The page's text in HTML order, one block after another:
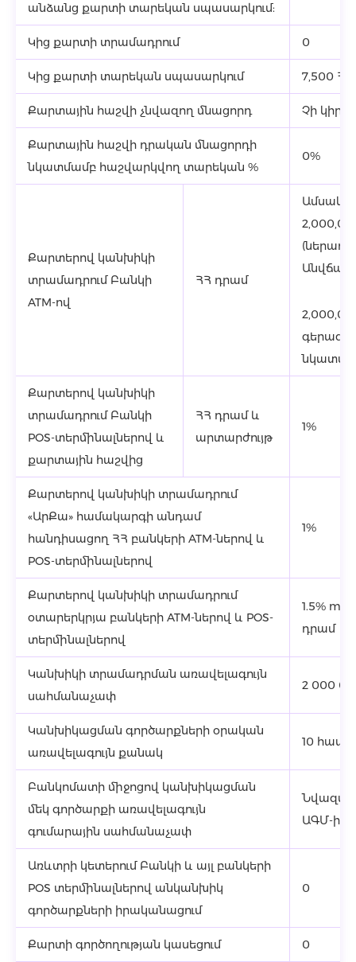
անձանց քարտի տարեկան սպասարկում:
Կից քարտի տրամադրում 0
Կից քարտի տարեկան սպասարկում 7,500
Քարտային հաշվի չնվազող մնացորդ Չի
Քարտային հաշվի դրական մնացորդի
նկատմամբ հաշվարկվող տարեկան %
0%
Քարտերով կանխիկի
տրամադրում Բանկի
ATM-ով
ՀՀ դրամ
Անվճար,
Քարտերով կանխիկի
տրամադրում Բանկի
POS-տերմինալներով և
քարտային հաշվից
ՀՀ դրամ և
արտարժույթ
1%
Քարտերով կանխիկի տրամադրում
«ԱրՔա» համակարգի անդամ
հանդիսացող ՀՀ բանկերի ATM-ներով և
POS-տերմինալներով
1%
Քարտերով կանխիկի տրամադրում
օտարերկրյա բանկերի ATM-ներով և POS-
տերմինալներով
1.5%
դրամ
Կանխիկի տրամադրման առավելագույն
սահմանաչափ
2 000
Կանխիկացման գործարքների օրական
առավելագույն քանակ
10 հատ
Բանկոմատի միջոցով կանխիկացման
մեկ գործարքի առավելագույն
գումարային սահմանաչափ
ԱԳՄ-ից)
Առևտրի կետերում Բանկի և այլ բանկերի
POS տերմինալներով անկանխիկ
գործարքների իրականացում
0
Քարտի գործողության կասեցում 0